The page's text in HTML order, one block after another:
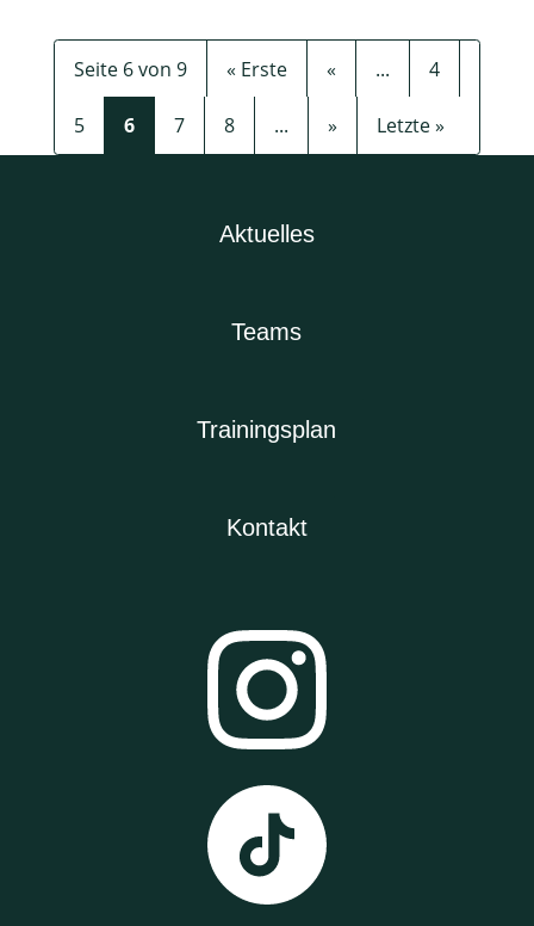
Seite 6 von 9 « Erste « ... 4
5 6 7 8 ... » Letzte »
Aktuelles
Teams
Trainingsplan
Kontakt